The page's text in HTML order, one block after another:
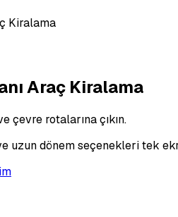
Kiralama
Araç Kiralama
çevre rotalarına çıkın.
uzun dönem seçenekleri tek